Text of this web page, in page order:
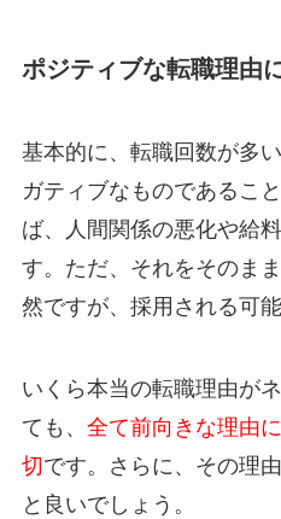
ポジティブな転職理由
基本的に、転職回数が多
ガティブなものであるこ
ば、人間関係の悪化や給
す。ただ、それをそのま
然ですが、採用される可
いくら本当の転職理由が
ても、 全て前向きな理由
切 です。さらに、その理
と良いでしょう。